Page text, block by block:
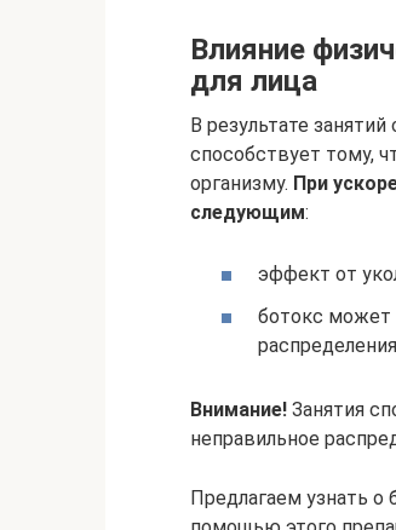
Влияние
для лица
В результате
способствует тому,
организму. При
следующим:
эффект от
ботокс может
Внимание! Занятия
неправильное
Предлагаем узнать